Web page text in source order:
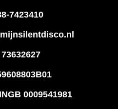
7423410
73632627
0009541981